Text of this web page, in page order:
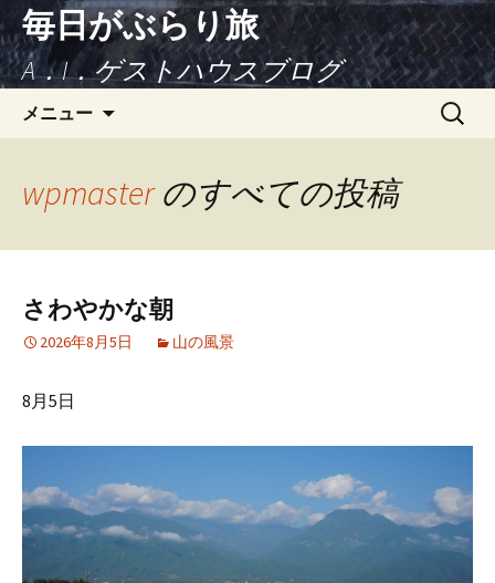
毎日がぶらり旅
A．I．ゲストハウスブログ
メニュー
検
wpmasterのすべての投稿
さわやかな朝
2026年8月5日 山の風景
8月5日